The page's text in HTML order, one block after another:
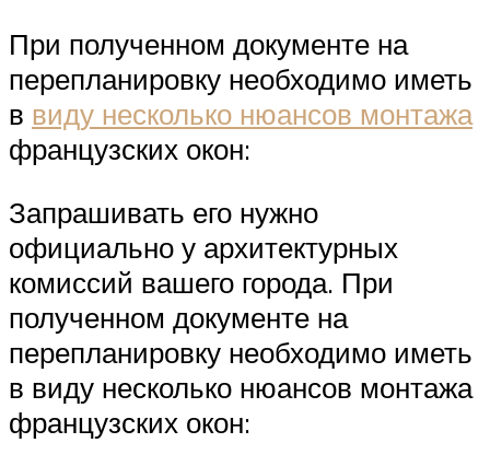
При полученном документе на
перепланировку необходимо иметь
в виду несколько нюансов монтажа
французских окон:
Запрашивать его нужно
официально у архитектурных
комиссий вашего города. При
полученном документе на
перепланировку необходимо иметь
в виду несколько нюансов монтажа
французских окон: